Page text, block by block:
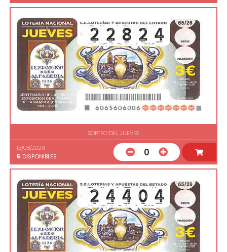
SORTEO DEL JUEVES
13/08/2026
5 DISPONIBLES 0